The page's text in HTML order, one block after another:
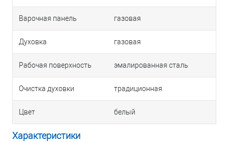
Варочная панель газовая
Духовка газовая
Рабочая поверхность эмалированная сталь
Очистка духовки традиционная
Цвет белый
Характеристики